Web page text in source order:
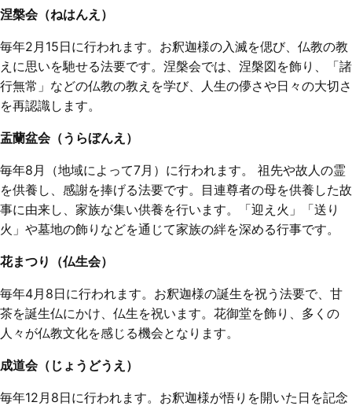
涅槃会（ねはんえ）
毎年2月15日に行われます。お釈迦様の入滅を偲び、仏教の教
えに思いを馳せる法要です。涅槃会では、涅槃図を飾り、「諸
行無常」などの仏教の教えを学び、人生の儚さや日々の大切さ
を再認識します。
盂蘭盆会（うらぼんえ）
毎年8月（地域によって7月）に行われます。 祖先や故人の霊
を供養し、感謝を捧げる法要です。目連尊者の母を供養した故
事に由来し、家族が集い供養を行います。「迎え火」「送り
火」や墓地の飾りなどを通じて家族の絆を深める行事です。
花まつり（仏生会）
毎年4月8日に行われます。お釈迦様の誕生を祝う法要で、甘
茶を誕生仏にかけ、仏生を祝います。花御堂を飾り、多くの
人々が仏教文化を感じる機会となります。
成道会（じょうどうえ）
毎年12月8日に行われます。お釈迦様が悟りを開いた日を記念